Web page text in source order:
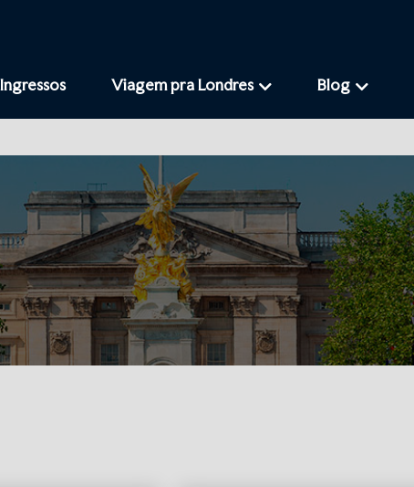
Ingressos Viagem pra Londres Blog